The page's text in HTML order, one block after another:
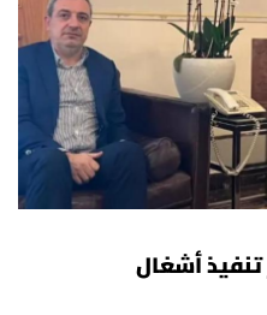
تنفيذ أشغال